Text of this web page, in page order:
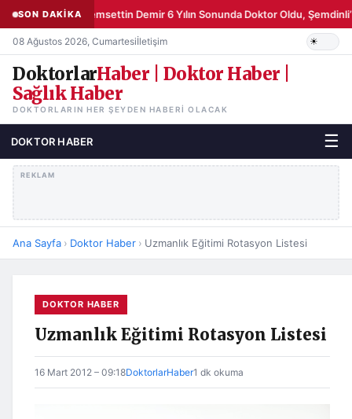
SON DAKİKAŞemsettin Demir 6 Yılın Sonunda Doktor Oldu,
08 Ağustos 2026, Cumartesiİletişim
DoktorlarHaber | Doktor Haber |
Sağlık Haber
DOKTORLARIN HER ŞEYDEN HABERI OLACAK
DOKTOR HABER ☰
REKLAM
Ana Sayfa › Doktor Haber › Uzmanlık Eğitimi Rotasyon Listesi
DOKTOR HABER
Uzmanlık Eğitimi Rotasyon Listesi
16 Mart 2012 – 09:18DoktorlarHaber1 dk okuma